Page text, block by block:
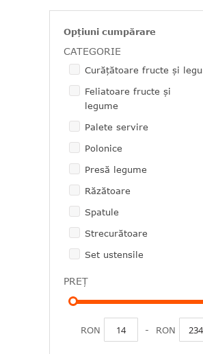
Opțiuni cumpărare
CATEGORIE
Curăţătoare fructe şi
Feliatoare fructe şi
legume
Palete servire
Polonice
Presă legume
Răzătoare
Spatule
Strecurătoare
Set ustensile
PREȚ
RON - RON